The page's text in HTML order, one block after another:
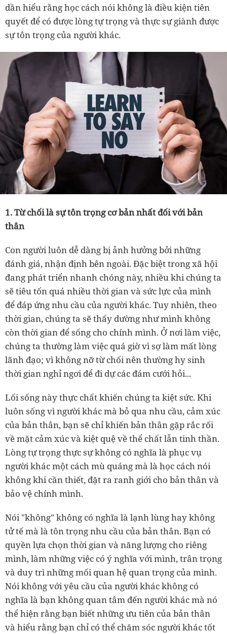
dần hiểu rằng học cách nói không là điều kiện tiên
quyết để có được lòng tự trọng và thực sự giành được
sự tôn trọng của người khác.
1. Từ chối là sự tôn trọng cơ bản nhất đối với bản
thân
Con người luôn dễ dàng bị ảnh hưởng bởi những
đánh giá, nhận định bên ngoài. Đặc biệt trong xã hội
đang phát triển nhanh chóng này, nhiều khi chúng ta
sẽ tiêu tốn quá nhiều thời gian và sức lực của mình
để đáp ứng nhu cầu của người khác. Tuy nhiên, theo
thời gian, chúng ta sẽ thấy dường như mình không
còn thời gian để sống cho chính mình. Ở nơi làm việc,
chúng ta thường làm việc quá giờ vì sợ làm mất lòng
lãnh đạo; vì không nỡ từ chối nên thường hy sinh
thời gian nghỉ ngơi để đi dự các đám cưới hỏi...
Lối sống này thực chất khiến chúng ta kiệt sức. Khi
luôn sống vì người khác mà bỏ qua nhu cầu, cảm xúc
của bản thân, bạn sẽ chỉ khiến bản thân gặp rắc rối
về mặt cảm xúc và kiệt quệ về thể chất lẫn tinh thần.
Lòng tự trọng thực sự không có nghĩa là phục vụ
người khác một cách mù quáng mà là học cách nói
không khi cần thiết, đặt ra ranh giới cho bản thân và
bảo vệ chính mình.
Nói "không" không có nghĩa là lạnh lùng hay không
tử tế mà là tôn trọng nhu cầu của bản thân. Bạn có
quyền lựa chọn thời gian và năng lượng cho riêng
mình, làm những việc có ý nghĩa với mình, trân trọng
và duy trì những mối quan hệ quan trọng của mình.
Nói không với yêu cầu của người khác không có
nghĩa là bạn không quan tâm đến người khác mà nó
thể hiện rằng bạn biết những ưu tiên của bản thân
và hiểu rằng bạn chỉ có thể chăm sóc người khác tốt